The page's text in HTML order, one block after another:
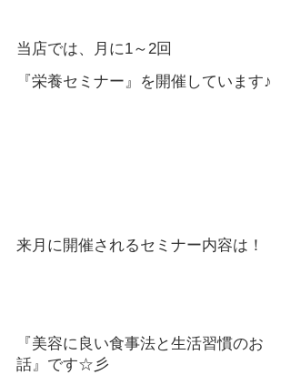
当店では、月に1～2回
『栄養セミナー』を開催しています♪
来月に開催されるセミナー内容は！
『美容に良い食事法と生活習慣のお
話』です☆彡